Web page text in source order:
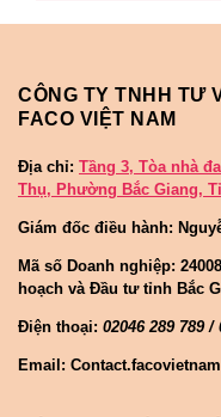
CÔNG TY TNHH TƯ
FACO VIỆT NAM
Địa chỉ: Tầng 3, Tòa nhà
Thụ, Phường Bắc Giang,
Giám đốc điều hành:
Mã số Doanh nghiệp:
hoạch và Đầu tư tỉnh Bắc
Điện thoại: 02046 289 789 /
Email: